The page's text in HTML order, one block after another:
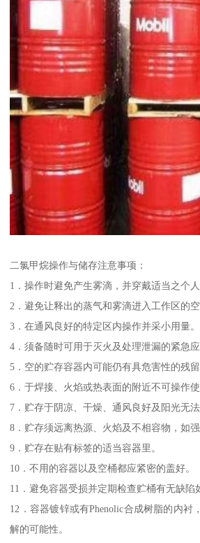
二氯甲烷操作与储存注意事项：
1．操作时避免产生雾滴，并穿戴适当之个人
2．避免让释出的蒸气和雾滴进入工作区的空
3．在通风良好的特定区内操作并采小用量。
4．须备随时可用于灭火及处理泄漏的紧急应
5．空的贮存容器内可能仍有具危害性的残留
6．于焊接、火焰或热表面的附近不可操作使
7．贮存于阴凉、干燥、通风良好及阳光无法
8．贮存须远离热源、火焰及不相容物，如
9．贮存在贴有标签的适当容器里。
10．不用的容器以及空桶都应紧密的盖好。
11．避免容器受损并定期检查贮桶有无缺陷
12．容器镀锌或有Phenolic合成树脂的内衬
解的可能性。